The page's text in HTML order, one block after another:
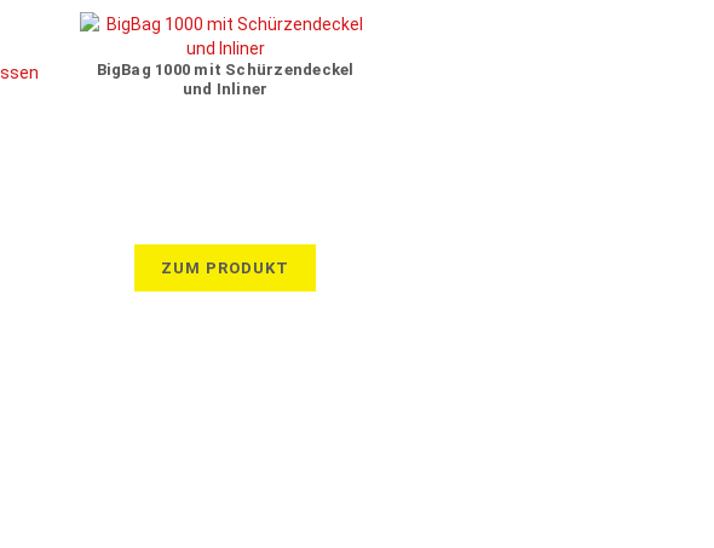
BigBag 1000 mit Schürzendeckel
und Inliner
ZUM PRODUKT